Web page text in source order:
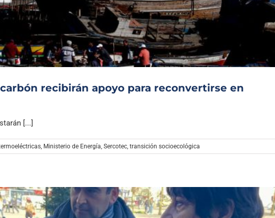
Archivo Sonoro
recibirán apoyo para reconvertirse en
[...]
, Ministerio de Energía, Sercotec, transición socioecológica